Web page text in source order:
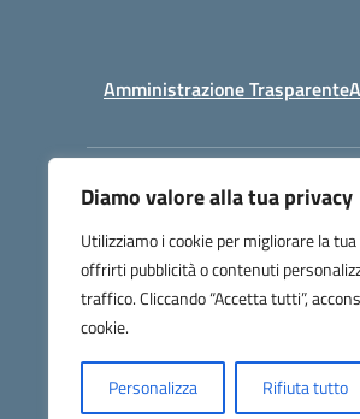
Diamo valore alla tua privacy
Utilizziamo i cookie per migliorare la
offrirti pubblicità o contenuti
traffico. Cliccando “Accetta tutti”,
cookie.
Personalizza Rifiuta tutto
Amministrazione Trasparente
Centralino: